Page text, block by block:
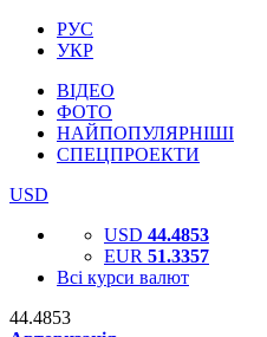
РУС
УКР
ВІДЕО
ФОТО
НАЙПОПУЛЯРНІШІ
СПЕЦПРОЕКТИ
USD
USD 44.4853
EUR 51.3357
Всі курси валют
44.4853